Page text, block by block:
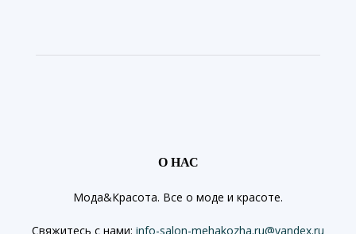
О НАС
Мода&Красота. Все о моде и красоте.
Свяжитесь с нами: info-salon-mehakozha.ru@yandex.ru